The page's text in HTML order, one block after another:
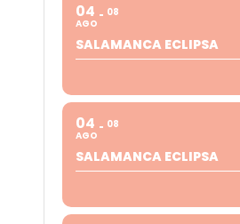
04
AGO
08
SALAMANCA ECLIPSA
04
AGO
08
SALAMANCA ECLIPSA